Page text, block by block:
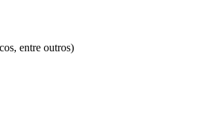
entre outros)